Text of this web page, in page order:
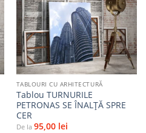
Adaugă
la
favorite
TABLOURI CU ARHITECTURĂ
Tablou TURNURILE
PETRONAS SE ÎNALȚĂ SPRE
CER
De la 95,00 lei